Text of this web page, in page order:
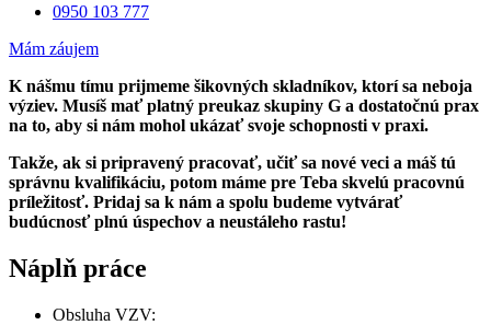
0950 103 777
Mám záujem
K nášmu tímu prijmeme šikovných skladníkov, ktorí sa neboja
výziev. Musíš mať platný preukaz skupiny G a dostatočnú prax
na to, aby si nám mohol ukázať svoje schopnosti v praxi.
Takže, ak si pripravený pracovať, učiť sa nové veci a máš tú
správnu kvalifikáciu, potom máme pre Teba skvelú pracovnú
príležitosť. Pridaj sa k nám a spolu budeme vytvárať
budúcnosť plnú úspechov a neustáleho rastu!
Náplň práce
Obsluha VZV: